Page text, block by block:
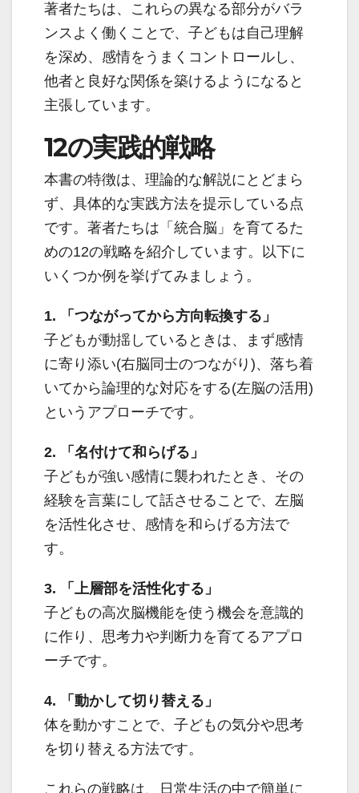
著者たちは、これらの異なる部分がバラ
ンスよく働くことで、子どもは自己理解
を深め、感情をうまくコントロールし、
他者と良好な関係を築けるようになると
主張しています。
12の実践的戦略
本書の特徴は、理論的な解説にとどまら
ず、具体的な実践方法を提示している点
です。著者たちは「統合脳」を育てるた
めの12の戦略を紹介しています。以下に
いくつか例を挙げてみましょう。
1. 「つながってから方向転換する」
子どもが動揺しているときは、まず感情
に寄り添い(右脳同士のつながり)、落ち着
いてから論理的な対応をする(左脳の活用)
というアプローチです。
2. 「名付けて和らげる」
子どもが強い感情に襲われたとき、その
経験を言葉にして話させることで、左脳
を活性化させ、感情を和らげる方法で
す。
3. 「上層部を活性化する」
子どもの高次脳機能を使う機会を意識的
に作り、思考力や判断力を育てるアプロ
ーチです。
4. 「動かして切り替える」
体を動かすことで、子どもの気分や思考
を切り替える方法です。
これらの戦略は、日常生活の中で簡単に